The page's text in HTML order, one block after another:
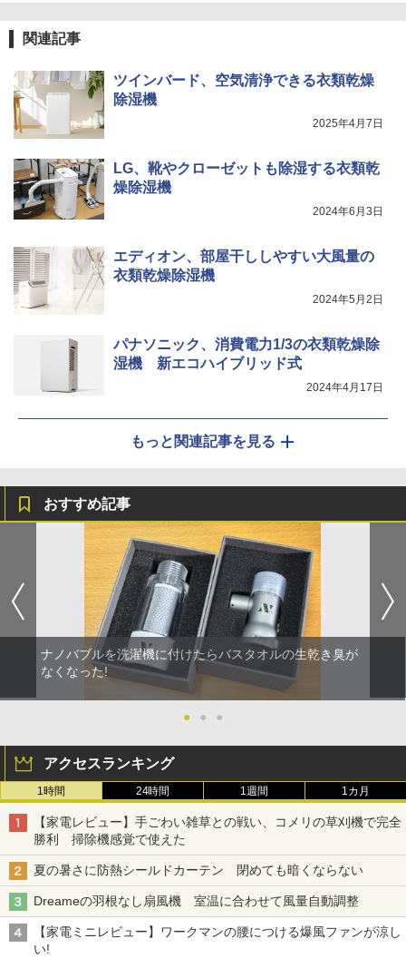
関連記事
ツインバード、空気清浄できる衣類乾燥
除湿機
2025年4月7日
LG、靴やクローゼットも除湿する衣類乾
燥除湿機
2024年6月3日
エディオン、部屋干ししやすい大風量の
衣類乾燥除湿機
2024年5月2日
パナソニック、消費電力1/3の衣類乾燥除
湿機 新エコハイブリッド式
2024年4月17日
もっと関連記事を見る
おすすめ記事
ナノバブルを洗濯機に付けたらバスタオルの生乾き臭が
なくなった!
● ● ●
アクセスランキング
1時間 24時間 1週間 1カ月
【家電レビュー】手ごわい雑草との戦い、コメリの草刈機で完全
勝利 掃除機感覚で使えた
夏の暑さに防熱シールドカーテン 閉めても暗くならない
Dreameの羽根なし扇風機 室温に合わせて風量自動調整
【家電ミニレビュー】ワークマンの腰につける爆風ファンが涼し
い!